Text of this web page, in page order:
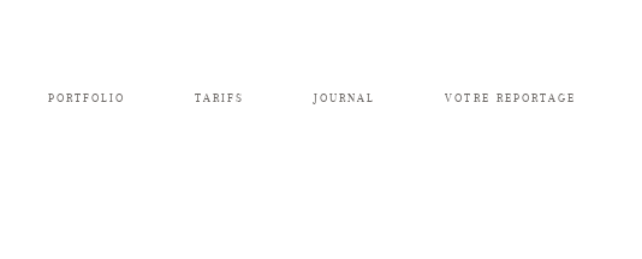
PORTFOLIO TARIFS JOURNAL VOTRE REPORTAGE